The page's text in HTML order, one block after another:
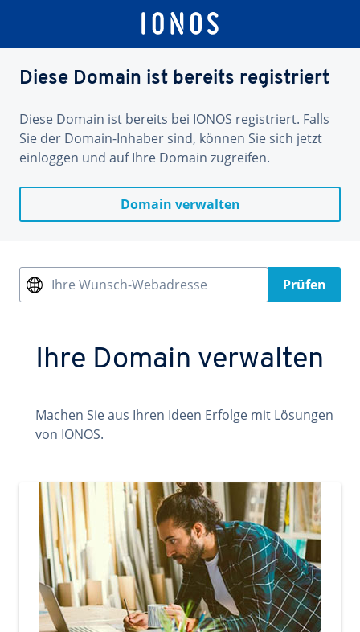
Diese Domain ist bereits registriert
Diese Domain ist bereits bei IONOS registriert. Falls
Sie der Domain-Inhaber sind, können Sie sich jetzt
einloggen und auf Ihre Domain zugreifen.
Domain verwalten
Ihre Wunsch-Webadresse Prüfen
Ihre Domain verwalten
Machen Sie aus Ihren Ideen Erfolge mit Lösungen
von IONOS.